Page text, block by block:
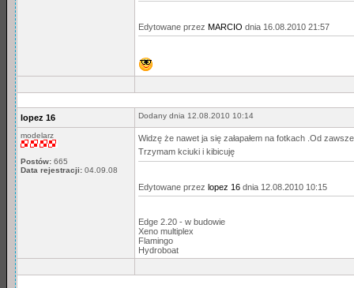
Edytowane przez MARCIO dnia 16.08.2010 21:57
lopez 16 Dodany dnia 12.08.2010 10:14
modelarz
Postów: 665
Data rejestracji: 04.09.08
Widzę że nawet ja się załapałem na fotkach .Od
Trzymam kciuki i kibicuję
Edytowane przez lopez 16 dnia 12.08.2010 10:15
Edge 2.20 - w budowie
Xeno multiplex
Flamingo
Hydroboat